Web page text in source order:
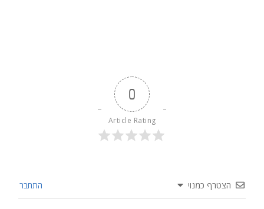
0
Article Rating
הצטרף כמנוי התחבר